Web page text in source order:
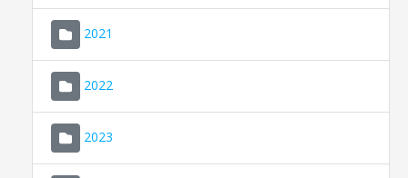
2021
2022
2023